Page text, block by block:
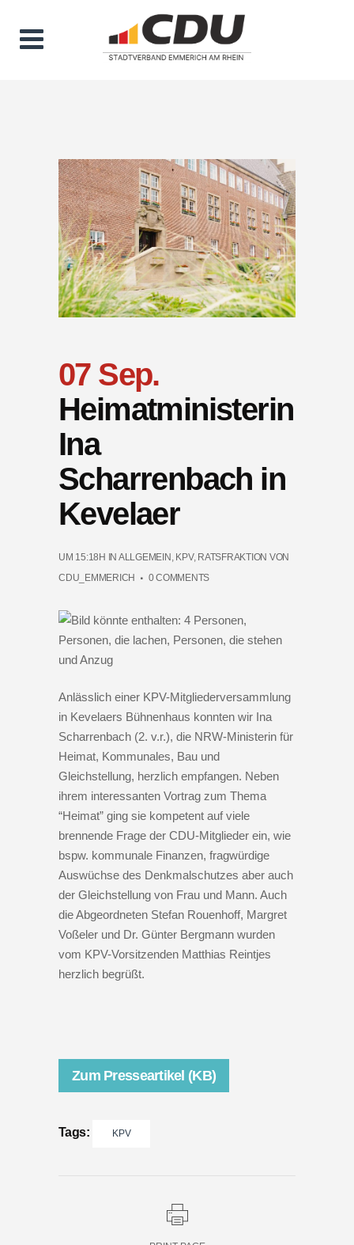
07 Sep.
Heimatministerin
Ina
Scharrenbach in
Kevelaer
UM 15:18H IN ALLGEMEIN , KPV, RATSFRAKTION VON
CDU_EMMERICH
0 COMMENTS
Anlässlich einer KPV-Mitgliederversammlung
in Kevelaers Bühnenhaus konnten wir Ina
Scharrenbach (2. v.r.), die NRW-Ministerin für
Heimat, Kommunales, Bau und
Gleichstellung, herzlich empfangen. Neben
ihrem interessanten Vortrag zum Thema
“Heimat” ging sie kompetent auf viele
brennende Frage der CDU-Mitglieder ein, wie
bspw. kommunale Finanzen, fragwürdige
Auswüchse des Denkmalschutzes aber auch
der Gleichstellung von Frau und Mann. Auch
die Abgeordneten Stefan Rouenhoff, Margret
Voßeler und Dr. Günter Bergmann wurden
vom KPV-Vorsitzenden Matthias Reintjes
herzlich begrüßt.
Zum Presseartikel (KB)
Tags: KPV